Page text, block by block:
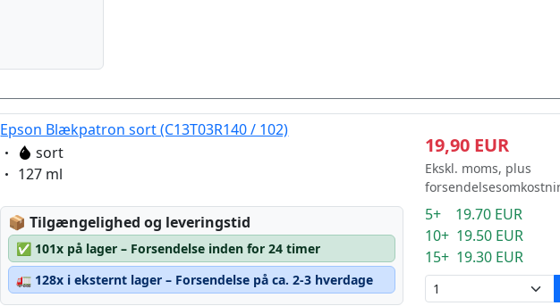
Epson Blækpatron sort (C13T03R140 / 102)
Eigenschaft:
sort
Eigenschaft:
127 ml
📦Lagerstatus:
Tilgængelighed og leveringstid
✅ 101x på lager – Forsendelse inden for 24 timer
🚛 128x i eksternt lager – Forsendelse på ca. 2-3 hverdage
19,90 EUR
Ekskl. moms, plus
5+ 19.70 EUR
10+ 19.50 EUR
15+ 19.30 EUR